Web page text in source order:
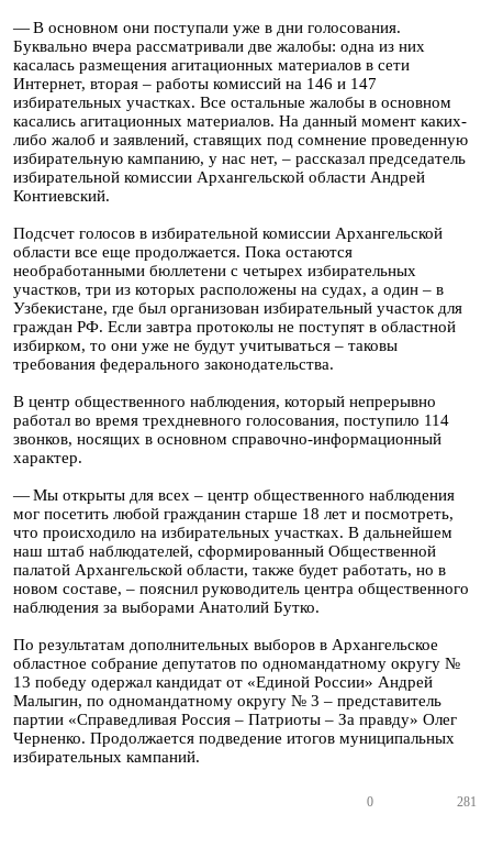
— В основном они поступали уже в дни голосования.
Буквально вчера рассматривали две жалобы: одна из них
касалась размещения агитационных материалов в сети
Интернет, вторая – работы комиссий на 146 и 147
избирательных участках. Все остальные жалобы в основном
касались агитационных материалов. На данный момент каких-
либо жалоб и заявлений, ставящих под сомнение проведенную
избирательную кампанию, у нас нет, – рассказал председатель
избирательной комиссии Архангельской области Андрей
Контиевский.
Подсчет голосов в избирательной комиссии Архангельской
области все еще продолжается. Пока остаются
необработанными бюллетени с четырех избирательных
участков, три из которых расположены на судах, а один – в
Узбекистане, где был организован избирательный участок для
граждан РФ. Если завтра протоколы не поступят в областной
избирком, то они уже не будут учитываться – таковы
требования федерального законодательства.
В центр общественного наблюдения, который непрерывно
работал во время трехдневного голосования, поступило 114
звонков, носящих в основном справочно-информационный
характер.
— Мы открыты для всех – центр общественного наблюдения
мог посетить любой гражданин старше 18 лет и посмотреть,
что происходило на избирательных участках. В дальнейшем
наш штаб наблюдателей, сформированный Общественной
палатой Архангельской области, также будет работать, но в
новом составе, – пояснил руководитель центра общественного
наблюдения за выборами Анатолий Бутко.
По результатам дополнительных выборов в Архангельское
областное собрание депутатов по одномандатному округу №
13 победу одержал кандидат от «Единой России» Андрей
Малыгин, по одномандатному округу № 3 – представитель
партии «Справедливая Россия – Патриоты – За правду» Олег
Черненко. Продолжается подведение итогов муниципальных
избирательных кампаний.
0 281